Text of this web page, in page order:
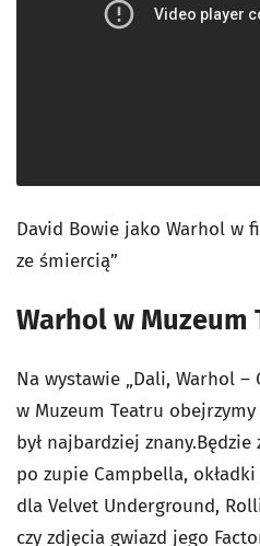
David Bowie jako Warhol w
ze śmiercią”
Warhol w Muzeum
Na wystawie „Dali, Warhol –
w Muzeum Teatru
był najbardziej
po zupie Campbella,
dla Velvet Underground,
czy zdjęcia gwiazd jego